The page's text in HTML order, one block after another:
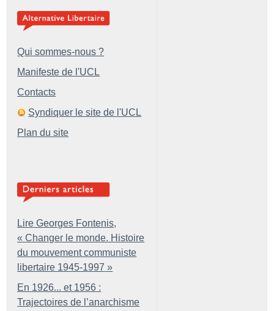
Qui sommes-nous ?
Manifeste de l'UCL
Contacts
Syndiquer le site de l'UCL
Plan du site
Lire Georges Fontenis,
« Changer le monde. Histoire
du mouvement communiste
libertaire 1945-1997 »
En 1926... et 1956 :
Trajectoires de l’anarchisme